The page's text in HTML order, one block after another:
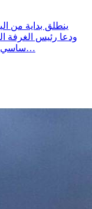
ودعا رئيس الغرفة
ساسي التجار في كامل تراب الجهورية إلى الانخراط…